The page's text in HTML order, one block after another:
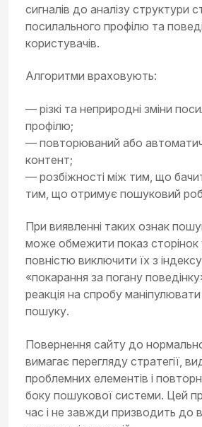
сигналів до аналізу структури
посилального профілю та
користувачів.
Алгоритми враховують:
— різкі та неприродні зміни
профілю;
— повторюваний або
контент;
— розбіжності між тим, що
тим, що отримує пошуковий
При виявленні таких ознак
може обмежити показ сторінок
повністю виключити їх з
«покарання за погану
реакція на спробу
пошуку.
Повернення сайту до
вимагає перегляду стратегії,
проблемних елементів і
боку пошукової системи. Цей
час і не завжди призводить до